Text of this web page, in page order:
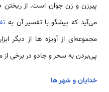
پیرزن و زن جوان است. از ریختن
می‌آید که پیشگو با تفسیر آن به
مجموعه‌ای از آویزه ها از دیگر
پی‌بردن به سحر و جادو در برخی از
خدایان و شهر ها